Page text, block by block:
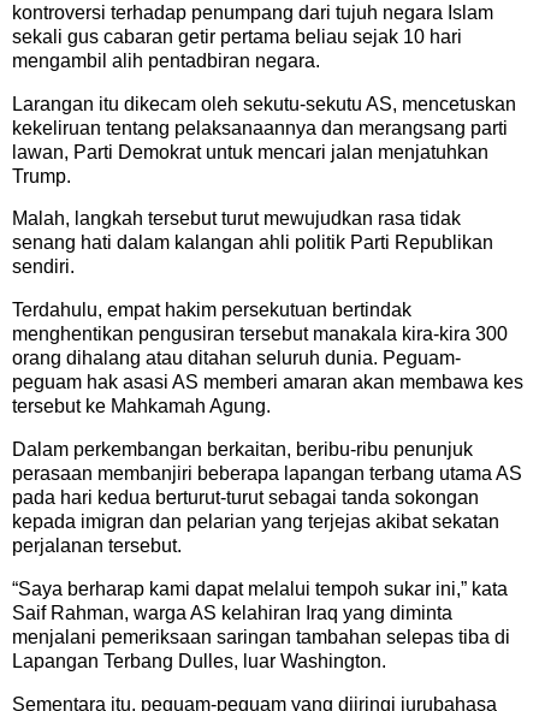
kontroversi terhadap penumpang dari tujuh negara Islam
sekali gus cabaran getir pertama beliau sejak 10 hari
mengambil alih pentadbiran negara.
Larangan itu dikecam oleh sekutu-sekutu AS, mencetuskan
kekeliruan tentang pelaksanaannya dan merangsang parti
lawan, Parti Demokrat untuk mencari jalan menjatuhkan
Trump.
Malah, langkah tersebut turut mewujudkan rasa tidak
senang hati dalam kalangan ahli politik Parti Republikan
sendiri.
Terdahulu, empat hakim persekutuan bertindak
menghentikan pengusiran tersebut manakala kira-kira 300
orang dihalang atau ditahan seluruh dunia. Peguam-
peguam hak asasi AS memberi amaran akan membawa kes
tersebut ke Mahkamah Agung.
Dalam perkembangan berkaitan, beribu-ribu penunjuk
perasaan membanjiri beberapa lapangan terbang utama AS
pada hari kedua berturut-turut sebagai tanda sokongan
kepada imigran dan pelarian yang terjejas akibat sekatan
perjalanan tersebut.
“Saya berharap kami dapat melalui tempoh sukar ini,” kata
Saif Rahman, warga AS kelahiran Iraq yang diminta
menjalani pemeriksaan saringan tambahan selepas tiba di
Lapangan Terbang Dulles, luar Washington.
Sementara itu, peguam-peguam yang diiringi jurubahasa